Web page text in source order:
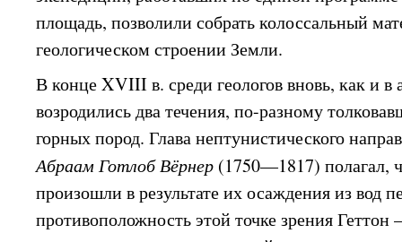
площадь, позволили собрать колоссальный
геологическом строении Земли.
В конце XVIII в. среди геологов вновь, как и в
возродились два течения, по-разному
горных пород. Глава нептунистического
Абраам Готлоб Вёрнер (1750—1817) полагал,
произошли в результате их осаждения из вод
противоположность этой точке зрения